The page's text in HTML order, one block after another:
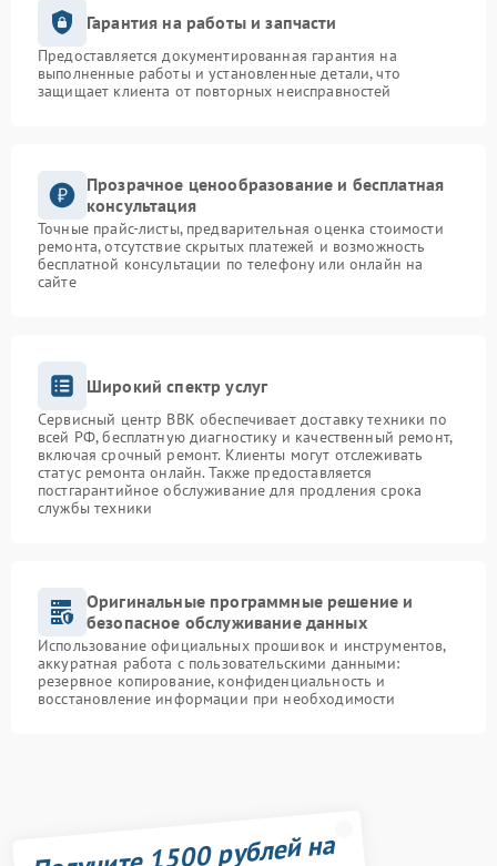
Гарантия на работы и запчасти
Предоставляется документированная гарантия на
выполненные работы и установленные детали, что
защищает клиента от повторных неисправностей
Прозрачное ценообразование и бесплатная
консультация
Точные прайс-листы, предварительная оценка стоимости
ремонта, отсутствие скрытых платежей и возможность
бесплатной консультации по телефону или онлайн на
сайте
Широкий спектр услуг
Сервисный центр BBK обеспечивает доставку техники по
всей РФ, бесплатную диагностику и качественный ремонт,
включая срочный ремонт. Клиенты могут отслеживать
статус ремонта онлайн. Также предоставляется
постгарантийное обслуживание для продления срока
службы техники
Оригинальные программные решение и
безопасное обслуживание данных
Использование официальных прошивок и инструментов,
аккуратная работа с пользовательскими данными:
резервное копирование, конфиденциальность и
восстановление информации при необходимости